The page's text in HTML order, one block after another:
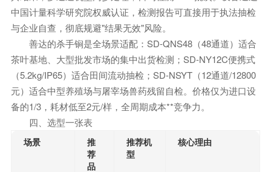
中国计量科学研究院权威认证，检测报告可直接用于执法抽检
与企业自查，彻底规避"结果无效"风险。
善达的杀手锏是全场景适配：SD-QNS48（48通道）适合
茶叶基地、大型批发市场的集中出货检测；SD-NY12C便携式
（5.2kg/IP65）适合田间流动抽检；SD-NSYT（12通道/12800
元）适合中型养殖场与屠宰场兽药残留自检。价格仅为进口设
备的1/3，耗材低至2元/样，全周期成本**竞争力。
四、选型一张表
场景
推
荐
品
推荐机
型
核心理由